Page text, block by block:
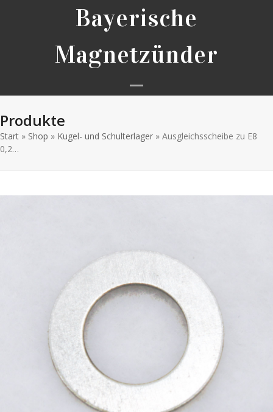
Bayerische
Magnetzünder
Open
menu
Close
menu
Produkte
Start » Shop » Kugel- und Schulterlager » Ausgleichsscheibe zu E8
0,2…